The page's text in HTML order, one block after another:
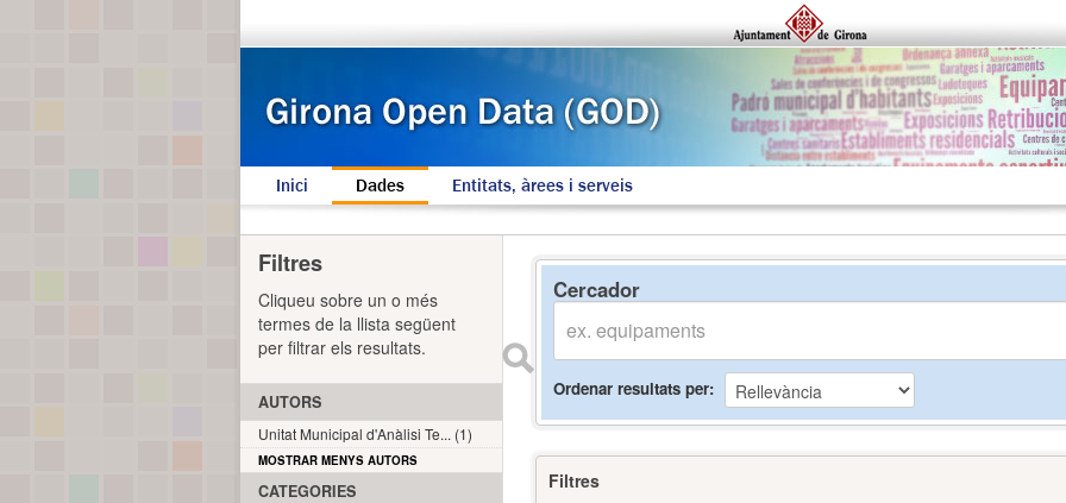
Inici Dades Entitats, àrees i serveis
Cercador
Ordenar resultats per
Filtres
Filtres
Cliqueu sobre un o més
termes de la llista següent
per filtrar els resultats.
AUTORS
Unitat Municipal d'Anàlisi Te... (1)
MOSTRAR MENYS AUTORS
CATEGORIES